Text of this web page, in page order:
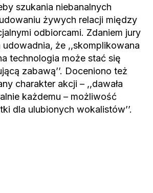
szukania niebanalnych
żywych relacji między
odbiorcami. Zdaniem jury
że ,,skomplikowana
technologia może stać się
zabawą’’. Doceniono też
charakter akcji – ,,dawała
każdemu – możliwość
dla ulubionych wokalistów’’.